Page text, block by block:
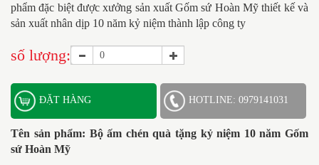
phẩm đặc biệt được xưởng sản xuất Gốm sứ Hoàn Mỹ thiết kế và
sản xuất nhân dịp 10 năm kỷ niệm thành lập công ty
số lượng:
ĐẶT HÀNG HOTLINE: 0979141031
Tên sản phẩm: Bộ ấm chén quà tặng kỷ niệm 10 năm Gốm
sứ Hoàn Mỹ